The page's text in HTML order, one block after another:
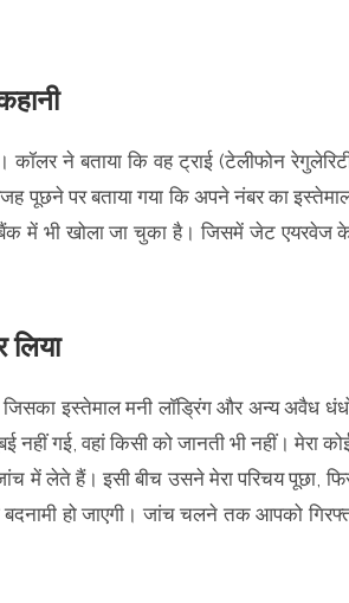
कॉलर ने बताया कि वह ट्राई (टेलीफोन
पूछने पर बताया गया कि अपने नंबर का
में भी खोला जा चुका है। जिसमें जेट एयरवेज
इस्तेमाल मनी लाॅड्रिंग और अन्य अवैध
गई, वहां किसी को जानती भी नहीं। मेरा
में लेते हैं। इसी बीच उसने मेरा परिचय पूछा,
हो जाएगी। जांच चलने तक आपको